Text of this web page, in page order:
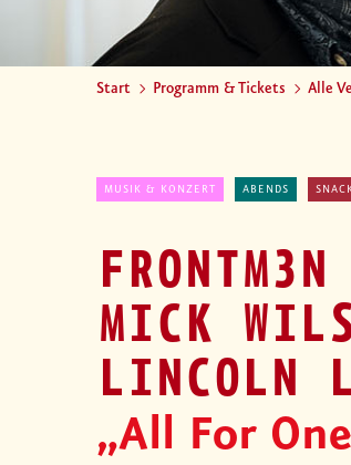
Start Programm & Tickets Alle
MUSIK & KONZERT ABENDS
MICK
LINCOLN
„All For